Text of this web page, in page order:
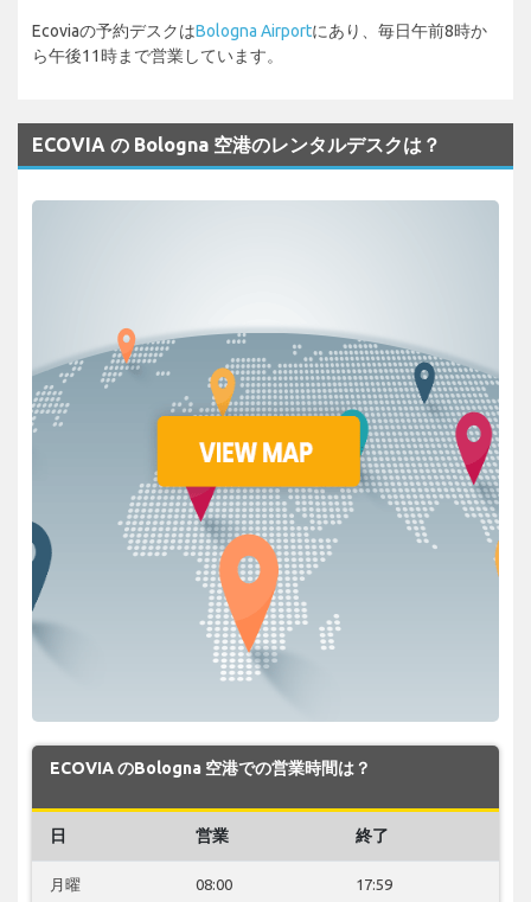
Ecoviaの予約デスクはBologna Airportにあり、毎日午前8時か
ら午後11時まで営業しています。
ECOVIA の Bologna 空港のレンタルデスクは？
ECOVIA のBologna 空港での営業時間は？
日 営業 終了
月曜 08:00 17:59